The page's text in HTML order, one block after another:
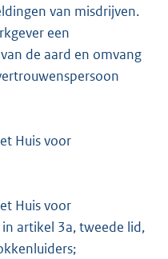
van misdrijven.
een
de aard en omvang
Huis voor
Huis voor
artikel 3a, tweede lid,